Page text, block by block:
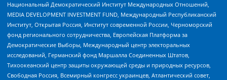
Национальный Демократический Институт Международных Отношений,
MEDIA DEVELOPMENT INVESTMENT FUND, Международный Республиканский
Институт, Открытая Россия, Институт современной России, Черноморский
фонд регионального сотрудничества, Европейская Платформа за
Демократические Выборы, Международный центр электоральных
исследований, Германский фонд Маршалла Соединенных Штатов,
Тихоокеанский центр защиты окружающей среды и природных ресурсов,
Свободная Россия, Всемирный конгресс украинцев, Атлантический совет,